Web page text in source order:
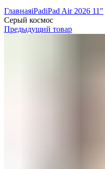
ГлавнаяiPadiPad Air 2026 11″
Серый космос
Предыдущий товар